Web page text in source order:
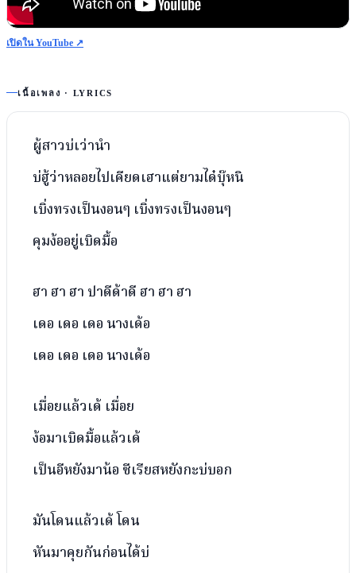
เปิดใน YouTube ↗
เนื้อเพลง · LYRICS
ผู้สาวบ่เว่านำ
บ่ฮู้ว่าหลอยไปเคียดเฮาแต่ยามได๋บุ๊หนิ
เบิ่งทรงเป็นงอนๆ เบิ่งทรงเป็นงอนๆ
คุมง้ออยู่เบิดมื้อ
ฮา ฮา ฮา ปาดีด้าดี ฮา ฮา ฮา
เดอ เดอ เดอ นางเด้อ
เดอ เดอ เดอ นางเด้อ
เมื่อยแล้วเด้ เมื่อย
ง้อมาเบิดมื้อแล้วเด้
เป็นอีหยังมาน้อ ซีเรียสหยังกะบ่บอก
มันโดนแล้วเด้ โดน
หันมาคุยกันก่อนได้บ่